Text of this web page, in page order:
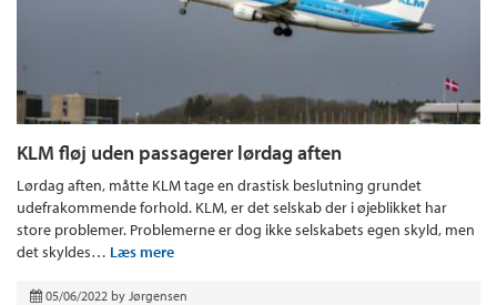
KLM fløj uden passagerer lørdag aften
Lørdag aften, måtte KLM tage en drastisk beslutning grundet
udefrakommende forhold. KLM, er det selskab der i øjeblikket har
store problemer. Problemerne er dog ikke selskabets egen skyld, men
det skyldes… Læs mere
05/06/2022 by Jørgensen